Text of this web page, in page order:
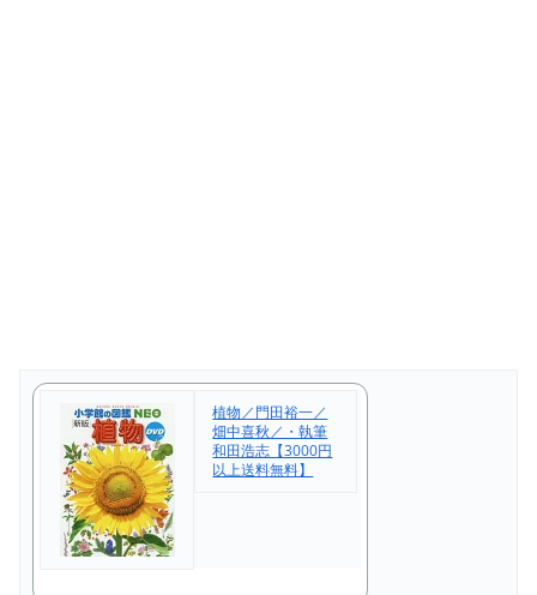
植物／門田裕一／
畑中喜秋／・執筆
和田浩志【3000円
以上送料無料】